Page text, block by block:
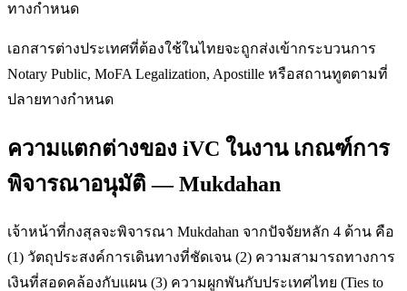
ทางกำหนด
เอกสารต่างประเทศที่ต้องใช้ในไทยจะถูกส่งเข้ากระบวนการ
Notary Public, MoFA Legalization, Apostille หรือสถานทูตตามที่
ปลายทางกำหนด
ความแตกต่างของ iVC ในงาน เกณฑ์การ
พิจารณาอนุมัติ — Mukdahan
เจ้าหน้าที่กงสุลจะพิจารณา Mukdahan จากปัจจัยหลัก 4 ด้าน คือ
(1) วัตถุประสงค์การเดินทางที่ชัดเจน (2) ความสามารถทางการ
เงินที่สอดคล้องกับแผน (3) ความผูกพันกับประเทศไทย (Ties to